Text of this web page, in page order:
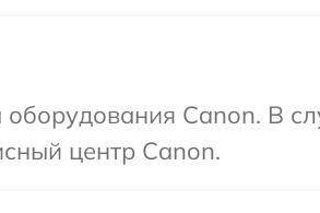
Canon. В
центр Canon.